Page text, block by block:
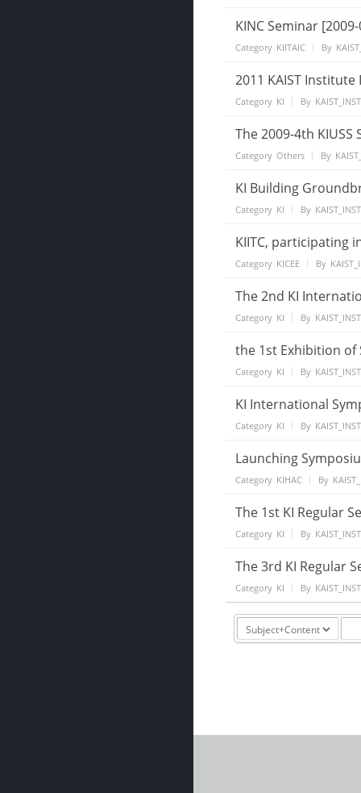
KINC Seminar
Category KIITAIC By
2011 KAIST
Category KI By
The 2009-4th
Category Others By
KI Building
Category KI By
KIITC, participating
Category KICEE By
The 2nd KI
Category KI By
the 1st Exhibition of
Category KI By
KI International
Category KI By
Launching
Category KIHAC By
The 1st KI Regular
Category KI By
The 3rd KI Regular
Category KI By